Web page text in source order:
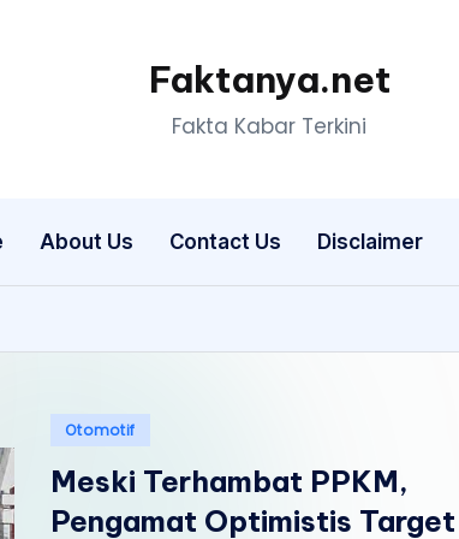
Faktanya.net
Fakta Kabar Terkini
About Us Contact Us Disclaimer
Posted
Otomotif
Meski Terhambat PPKM,
Pengamat Optimistis Target